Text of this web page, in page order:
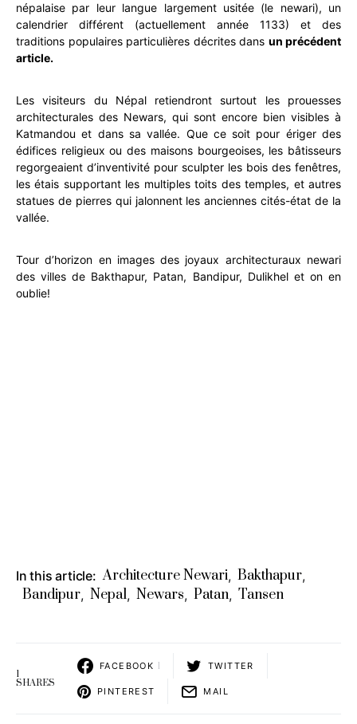
népalaise par leur langue largement usitée (le newari), un
calendrier différent (actuellement année 1133) et des
traditions populaires particulières décrites dans un précédent
article.
Les visiteurs du Népal retiendront surtout les prouesses
architecturales des Newars, qui sont encore bien visibles à
Katmandou et dans sa vallée. Que ce soit pour ériger des
édifices religieux ou des maisons bourgeoises, les bâtisseurs
regorgeaient d’inventivité pour sculpter les bois des fenêtres,
les étais supportant les multiples toits des temples, et autres
statues de pierres qui jalonnent les anciennes cités-état de la
vallée.
Tour d’horizon en images des joyaux architecturaux newari
des villes de Bakthapur, Patan, Bandipur, Dulikhel et on en
oublie!
In this article: Architecture Newari, Bakthapur,
Bandipur, Nepal, Newars, Patan, Tansen
1
SHARES
FACEBOOK TWITTER
PINTEREST MAIL